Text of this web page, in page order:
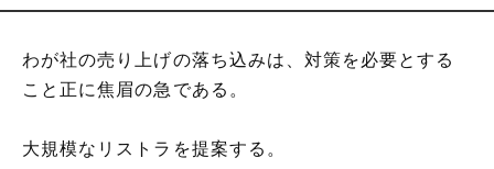
わが社の売り上げの落ち込みは、対策を必要とする
こと正に焦眉の急である。
大規模なリストラを提案する。